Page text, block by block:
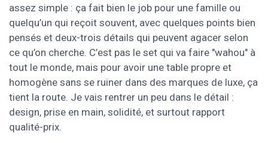
assez simple : ça fait bien le job pour une famille ou
quelqu’un qui reçoit souvent, avec quelques points bien
pensés et deux-trois détails qui peuvent agacer selon
ce qu’on cherche. C’est pas le set qui va faire "wahou" à
tout le monde, mais pour avoir une table propre et
homogène sans se ruiner dans des marques de luxe, ça
tient la route. Je vais rentrer un peu dans le détail :
design, prise en main, solidité, et surtout rapport
qualité-prix.